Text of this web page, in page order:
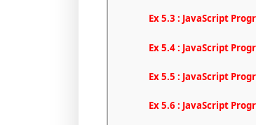
Ex 5.3 : JavaScript
Ex 5.4 : JavaScript
Ex 5.5 : JavaScript
Ex 5.6 : JavaScript